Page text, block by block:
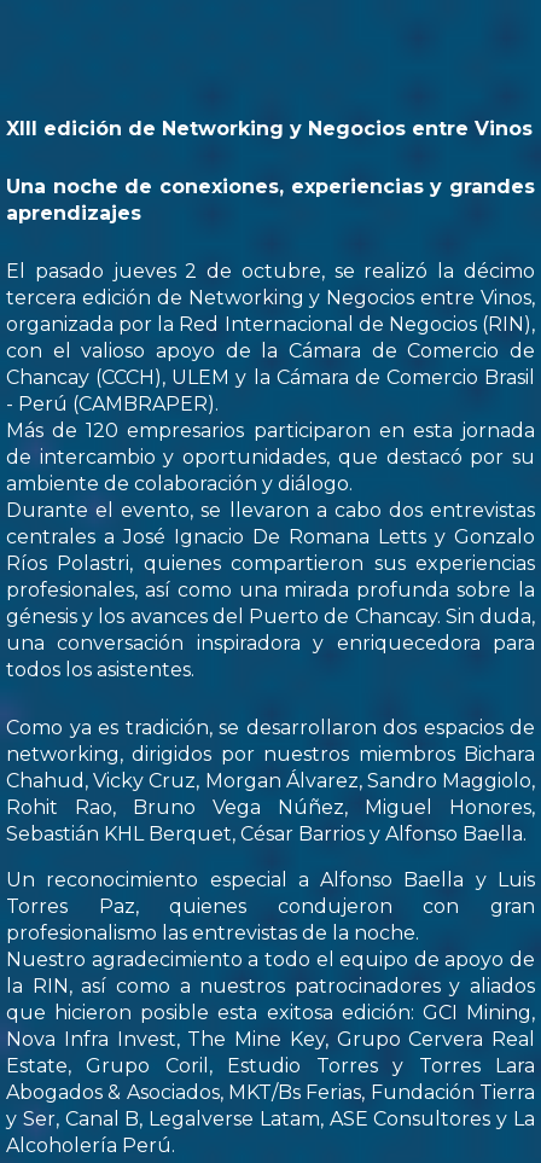
XIII edición de Networking y Negocios entre Vinos
Una noche de conexiones, experiencias y grandes
aprendizajes
El pasado jueves 2 de octubre, se realizó la décimo
tercera edición de Networking y Negocios entre Vinos,
organizada por la Red Internacional de Negocios (RIN),
con el valioso apoyo de la Cámara de Comercio de
Chancay (CCCH), ULEM y la Cámara de Comercio Brasil
- Perú (CAMBRAPER).
Más de 120 empresarios participaron en esta jornada
de intercambio y oportunidades, que destacó por su
ambiente de colaboración y diálogo.
Durante el evento, se llevaron a cabo dos entrevistas
centrales a José Ignacio De Romana Letts y Gonzalo
Ríos Polastri, quienes compartieron sus experiencias
profesionales, así como una mirada profunda sobre la
génesis y los avances del Puerto de Chancay. Sin duda,
una conversación inspiradora y enriquecedora para
todos los asistentes.
Como ya es tradición, se desarrollaron dos espacios de
networking, dirigidos por nuestros miembros Bichara
Chahud, Vicky Cruz, Morgan Álvarez, Sandro Maggiolo,
Rohit Rao, Bruno Vega Núñez, Miguel Honores,
Sebastián KHL Berquet, César Barrios y Alfonso Baella.
Un reconocimiento especial a Alfonso Baella y Luis
Torres Paz, quienes condujeron con gran
profesionalismo las entrevistas de la noche.
Nuestro agradecimiento a todo el equipo de apoyo de
la RIN, así como a nuestros patrocinadores y aliados
que hicieron posible esta exitosa edición: GCI Mining,
Nova Infra Invest, The Mine Key, Grupo Cervera Real
Estate, Grupo Coril, Estudio Torres y Torres Lara
Abogados & Asociados, MKT/Bs Ferias, Fundación Tierra
y Ser, Canal B, Legalverse Latam, ASE Consultores y La
Alcoholería Perú.